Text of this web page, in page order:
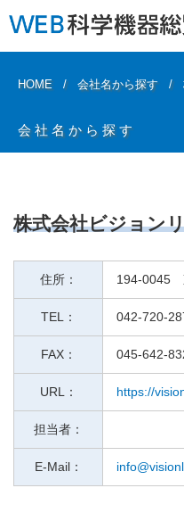
HOME 会社名から探す
会社名から探す
株式会社ビジョン
住所： 194-0045
TEL： 042-720-
FAX： 045-642-
URL： https://
担当者：
E-Mail：